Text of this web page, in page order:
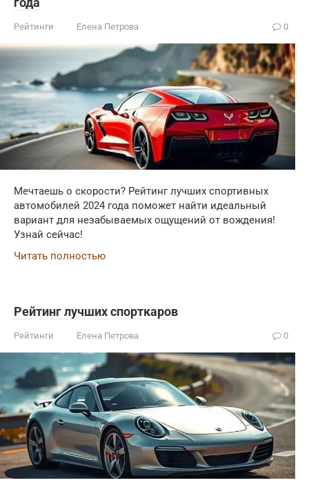
Рейтинги Елена Петрова 0
Мечтаешь о скорости? Рейтинг лучших спортивных
автомобилей 2024 года поможет найти идеальный
вариант для незабываемых ощущений от вождения!
Узнай сейчас!
Читать полностью
Рейтинг лучших спорткаров
Рейтинги Елена Петрова 0